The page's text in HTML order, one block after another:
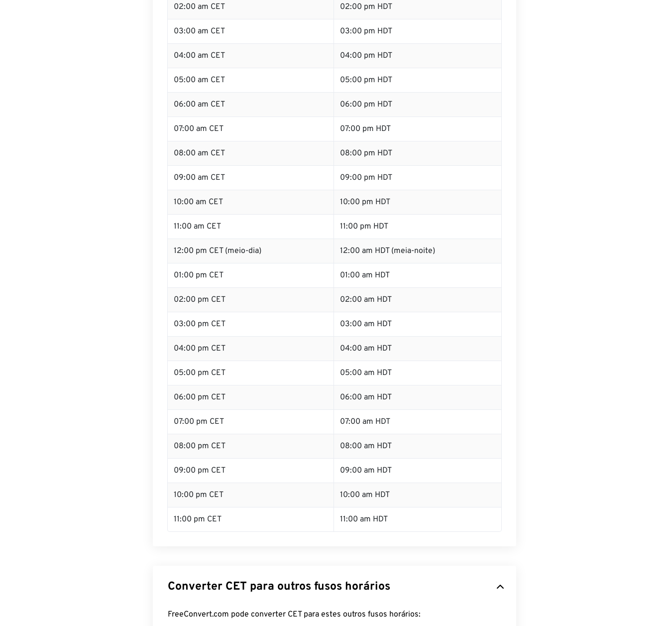
02:00 am CET 02:00 pm HDT
03:00 am CET 03:00 pm HDT
04:00 am CET 04:00 pm HDT
05:00 am CET 05:00 pm HDT
06:00 am CET 06:00 pm HDT
07:00 am CET 07:00 pm HDT
08:00 am CET 08:00 pm HDT
09:00 am CET 09:00 pm HDT
10:00 am CET 10:00 pm HDT
11:00 am CET 11:00 pm HDT
12:00 pm CET (meio-dia) 12:00 am HDT (meia-noite)
01:00 pm CET 01:00 am HDT
02:00 pm CET 02:00 am HDT
03:00 pm CET 03:00 am HDT
04:00 pm CET 04:00 am HDT
05:00 pm CET 05:00 am HDT
06:00 pm CET 06:00 am HDT
07:00 pm CET 07:00 am HDT
08:00 pm CET 08:00 am HDT
09:00 pm CET 09:00 am HDT
10:00 pm CET 10:00 am HDT
11:00 pm CET 11:00 am HDT
Converter CET para outros fusos horários
FreeConvert.com pode converter CET para estes outros fusos horários: